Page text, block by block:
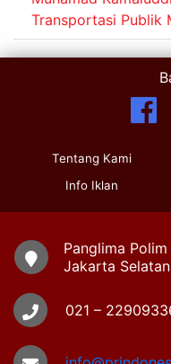
Transportasi Publik
Tentang Kami
Info Iklan
Panglima
Jakarta
021 –